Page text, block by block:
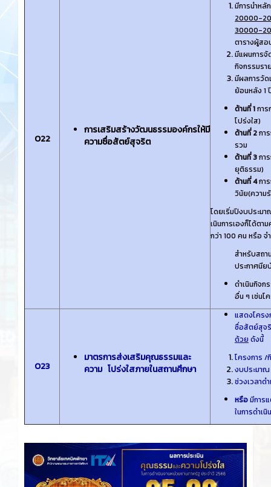
O22
การเสริมสร้างวัฒนธรรมองค์กรให้มี
ความซื่อสัตย์สุจริต
มีการนําหลั
20000-
30000-
ตารางผู้ส
มีแผนการจั
กิจกรรมรา
มีผลการวัด
ย้อนหลัง 1
ด้านที่ 1กา
โปร่งใส)
ด้านที่ 2กา
รวม
ด้านที่ 3กา
ยุติธรรม)
ด้านที่ 4กา
วินัย(ความ
โดยเริ่มปีงบประม
เนินการเองก็ได้ตา
กว่า 100 คน หรือ จํ
สําหรับสถา
ประกาศนี
ดําเนินกิจก
อื่น ๆ เช่นโ
O23
มาตรการส่งเสริมคุณธรรมและ
ความ โปร่งใสภายในสถานศึกษา
แสดงโครง
ซื่อสัตย์สุจ
ด้วย ดังนี้
โครงการ /
งบประมาณ
ช่วงเวลาดํ
หรือมีการ
ในการดําเ